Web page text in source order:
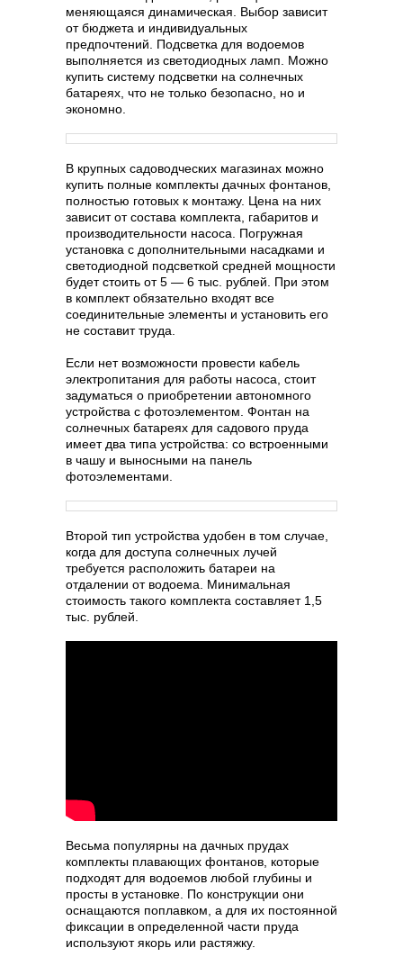
меняющаяся динамическая. Выбор зависит
от бюджета и индивидуальных
предпочтений. Подсветка для водоемов
выполняется из светодиодных ламп. Можно
купить систему подсветки на солнечных
батареях, что не только безопасно, но и
экономно.
В крупных садоводческих магазинах можно
купить полные комплекты дачных фонтанов,
полностью готовых к монтажу. Цена на них
зависит от состава комплекта, габаритов и
производительности насоса. Погружная
установка с дополнительными насадками и
светодиодной подсветкой средней мощности
будет стоить от 5 — 6 тыс. рублей. При этом
в комплект обязательно входят все
соединительные элементы и установить его
не составит труда.
Если нет возможности провести кабель
электропитания для работы насоса, стоит
задуматься о приобретении автономного
устройства с фотоэлементом. Фонтан на
солнечных батареях для садового пруда
имеет два типа устройства: со встроенными
в чашу и выносными на панель
фотоэлементами.
Второй тип устройства удобен в том случае,
когда для доступа солнечных лучей
требуется расположить батареи на
отдалении от водоема. Минимальная
стоимость такого комплекта составляет 1,5
тыс. рублей.
Весьма популярны на дачных прудах
комплекты плавающих фонтанов, которые
подходят для водоемов любой глубины и
просты в установке. По конструкции они
оснащаются поплавком, а для их постоянной
фиксации в определенной части пруда
используют якорь или растяжку.